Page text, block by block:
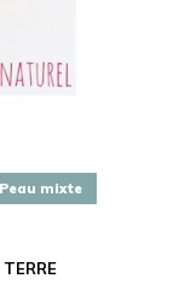
Peau mixte